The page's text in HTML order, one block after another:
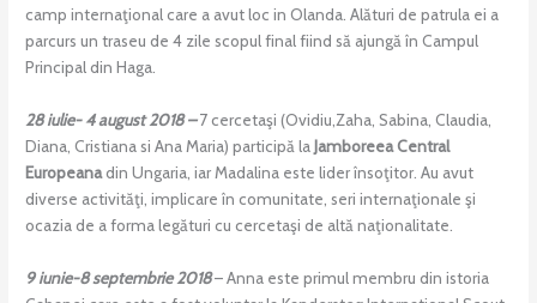
camp internaţional care a avut loc in Olanda. Alături de patrula ei a
parcurs un traseu de 4 zile scopul final fiind să ajungă în Campul
Principal din Haga.
28 iulie- 4 august 2018 –7 cercetaşi (Ovidiu,Zaha, Sabina, Claudia,
Diana, Cristiana si Ana Maria) participă la Jamboreea Central
Europeanadin Ungaria, iar Madalina este lider însoţitor. Au avut
diverse activităţi, implicare în comunitate, seri internaţionale şi
ocazia de a forma legături cu cercetaşi de altă naţionalitate.
9 iunie-8 septembrie 2018– Anna este primul membru din istoria